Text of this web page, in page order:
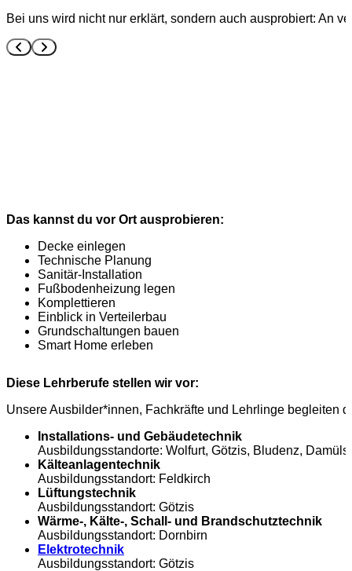
Bei uns wird nicht nur erklärt, sondern auch ausprobiert: An
Das kannst du vor Ort ausprobieren:
Decke einlegen
Technische Planung
Sanitär-Installation
Fußbodenheizung legen
Komplettieren
Einblick in Verteilerbau
Grundschaltungen bauen
Smart Home erleben
Diese Lehrberufe stellen wir vor:
Unsere Ausbilder*innen, Fachkräfte und Lehrlinge begleiten
Installations- und Gebäudetechnik
Ausbildungsstandorte: Wolfurt, Götzis, Bludenz, Damüls
Kälteanlagentechnik
Ausbildungsstandort: Feldkirch
Lüftungstechnik
Ausbildungsstandort: Götzis
Wärme-, Kälte-, Schall- und Brandschutztechnik
Ausbildungsstandort: Dornbirn
Elektrotechnik
Ausbildungsstandort: Götzis